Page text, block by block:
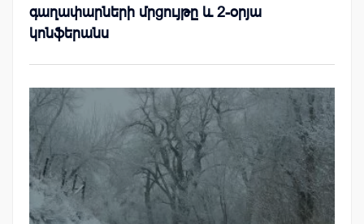
գաղափարների մրցույթը և 2-օրյա
կոնֆերանս